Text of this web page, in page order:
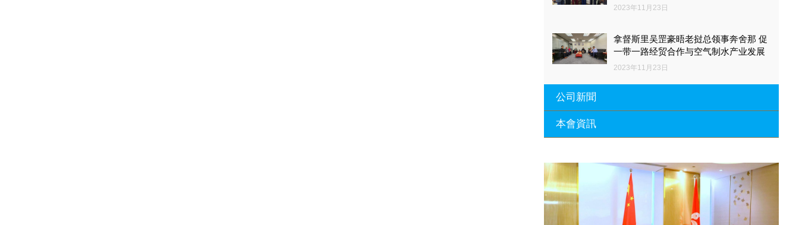
2023年11月23日
拿督斯里吴罡豪晤老挝总领事奔舍那 促
一带一路经贸合作与空气制水产业发展
2023年11月23日
公司新聞
带一路经贸合作与空气制水产业发展
埃及总领事会晤拿督斯里吴罡豪 促一带
一路经贸合作与空气制水产业发展
2023年11月23日
本會資訊
瑚蒞臨 天泉鼎豐深圳總部及國際標量波
量子研究院
2021年12月10日